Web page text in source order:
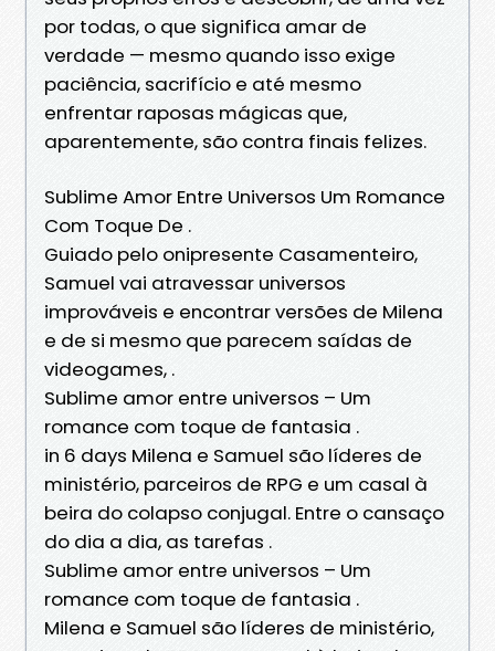
por todas, o que significa amar de
verdade — mesmo quando isso exige
paciência, sacrifício e até mesmo
enfrentar raposas mágicas que,
aparentemente, são contra finais felizes.
Sublime Amor Entre Universos Um Romance
Com Toque De .
Guiado pelo onipresente Casamenteiro,
Samuel vai atravessar universos
improváveis e encontrar versões de Milena
e de si mesmo que parecem saídas de
videogames, .
Sublime amor entre universos – Um
romance com toque de fantasia .
in 6 days Milena e Samuel são líderes de
ministério, parceiros de RPG e um casal à
beira do colapso conjugal. Entre o cansaço
do dia a dia, as tarefas .
Sublime amor entre universos – Um
romance com toque de fantasia .
Milena e Samuel são líderes de ministério,